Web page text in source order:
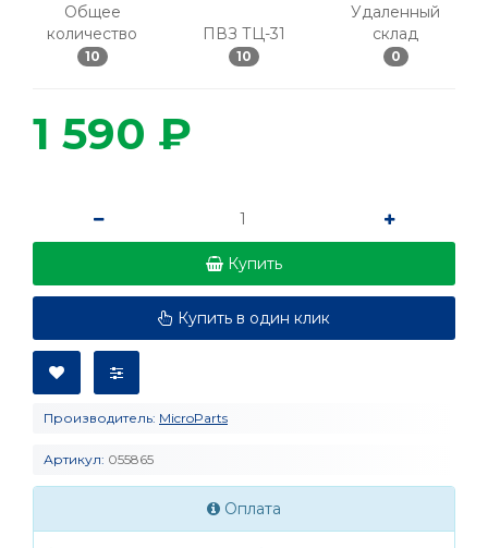
Общее
количество
10
ПВЗ ТЦ-31
10
Удаленный
склад
0
1 590 ₽
Купить
Купить в один клик
Производитель: MicroParts
Артикул: 055865
Оплата